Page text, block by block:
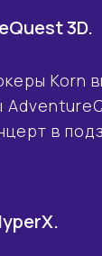
3D.
Korn
в